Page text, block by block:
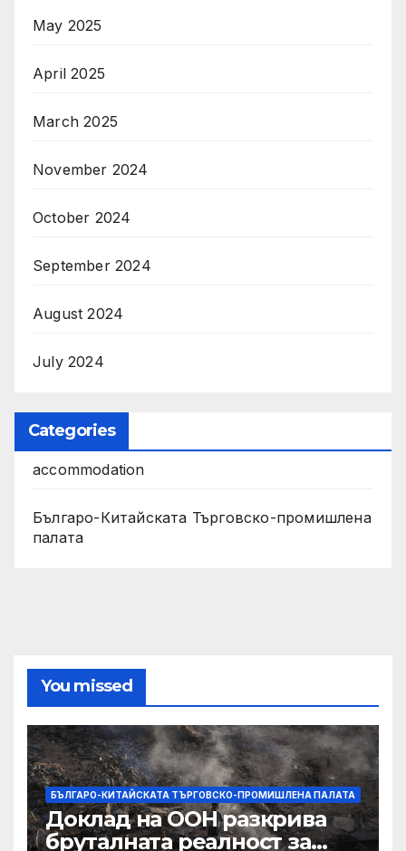
May 2025
April 2025
March 2025
November 2024
October 2024
September 2024
August 2024
July 2024
Categories
accommodation
Българо-Китайската Търговско-промишлена
палата
You missed
БЪЛГАРО-КИТАЙСКАТА ТЪРГОВСКО-ПРОМИШЛЕНА ПАЛАТА
Доклад на ООН разкрива
бруталната реалност за